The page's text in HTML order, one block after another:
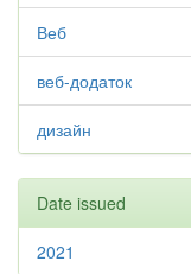
Веб
веб-додаток
дизайн
Date issued
2021